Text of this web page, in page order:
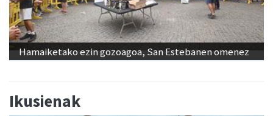
Hamaiketako ezin gozoagoa, San Estebanen omenez
Ikusienak